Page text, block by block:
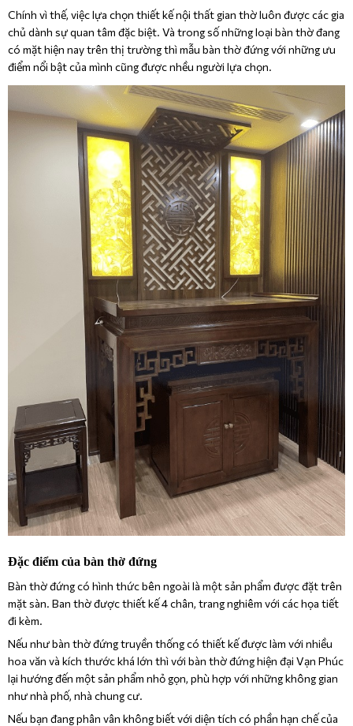
Chính vì thế, việc lựa chọn thiết kế nội thất gian thờ luôn được các gia
chủ dành sự quan tâm đặc biệt. Và trong số những loại bàn thờ đang
có mặt hiện nay trên thị trường thì mẫu bàn thờ đứng với những ưu
điểm nổi bật của mình cũng được nhều người lựa chọn.
Đặc điểm của bàn thờ đứng
Bàn thờ đứng có hình thức bên ngoài là một sản phẩm được đặt trên
mặt sàn. Ban thờ được thiết kế 4 chân, trang nghiêm với các họa tiết
đi kèm.
Nếu như bàn thờ đứng truyền thống có thiết kế được làm với nhiều
hoa văn và kích thước khá lớn thì với bàn thờ đứng hiện đại Vạn Phúc
lại hướng đến một sản phẩm nhỏ gọn, phù hợp với những không gian
như nhà phố, nhà chung cư.
Nếu bạn đang phân vân không biết với diện tích có phần hạn chế của